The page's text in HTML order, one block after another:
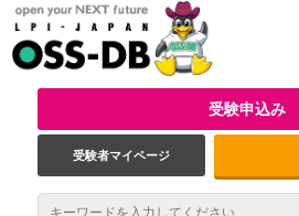
受験申込み
受験者マイページ